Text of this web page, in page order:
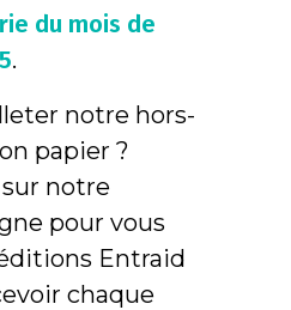
du mois de
.
notre hors-
papier ?
notre
pour vous
Entraid
chaque